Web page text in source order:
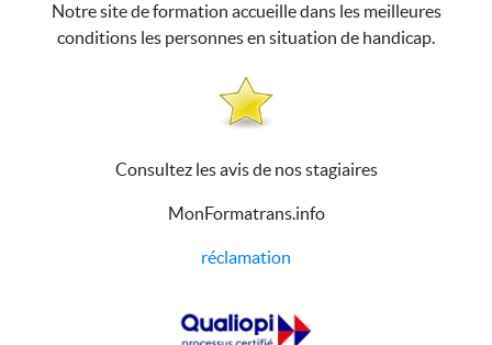
Notre site de formation accueille dans les meilleures
conditions les personnes en situation de handicap.
Consultez les avis de nos stagiaires
MonFormatrans.info
réclamation